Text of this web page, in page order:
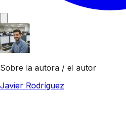
Sobre la autora / el autor
Javier Rodríguez